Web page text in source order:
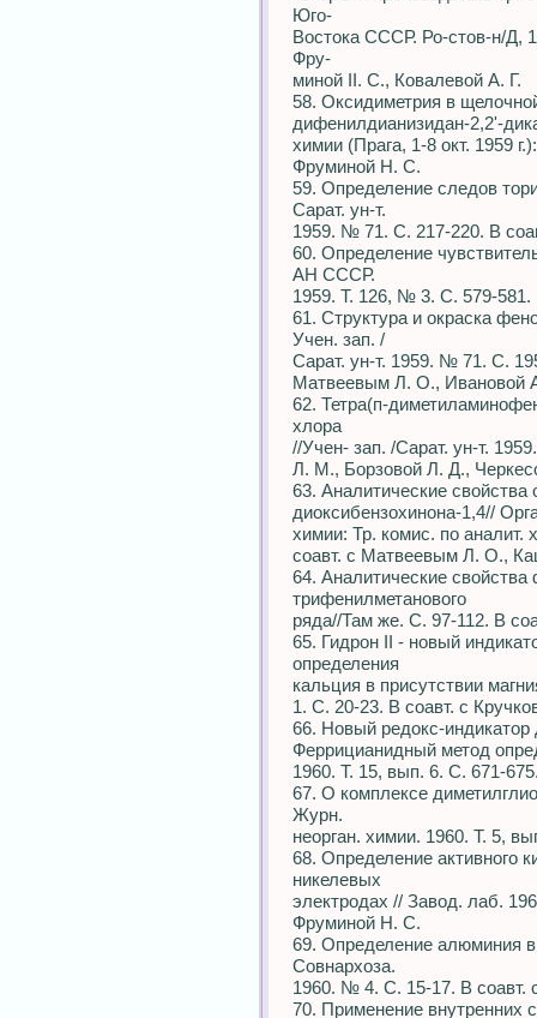
Юго-
Востока СССР. Ро-стов-н/Д,
Фру-
миной II. С., Ковалевой А. Г.
58. Оксидиметрия в
дифенилдианизидан-2,2'-
химии (Прага, 1-8 окт. 1959
Фруминой Н. С.
59. Определение следов
Сарат. ун-т.
1959. № 71. С. 217-220. В
60. Определение
АН СССР.
1959. Т. 126, № 3. С. 579-581.
61. Структура и окраска
Учен. зап. /
Сарат. ун-т. 1959. № 71. С.
Матвеевым Л. О., Ивановой
62. Тетра(п-
хлора
//Учен- зап. /Сарат. ун-т.
Л. М., Борзовой Л. Д.,
63. Аналитические
диоксибензохинона-1,4//
химии: Тр. комис. по
соавт. с Матвеевым Л. О.,
64. Аналитические
трифенилметанового
ряда//Там же. С. 97-112. В
65. Гидрон II - новый
определения
кальция в присутствии
1. С. 20-23. В соавт. с
66. Новый редокс-
Феррицианидный метод
1960. Т. 15, вып. 6. С. 671-
67. О комплексе
Журн.
неорган. химии. 1960. Т. 5,
68. Определение активного
никелевых
электродах // Завод. лаб.
Фруминой Н. С.
69. Определение алюминия
Совнархоза.
1960. № 4. С. 15-17. В
70. Применение внутренних